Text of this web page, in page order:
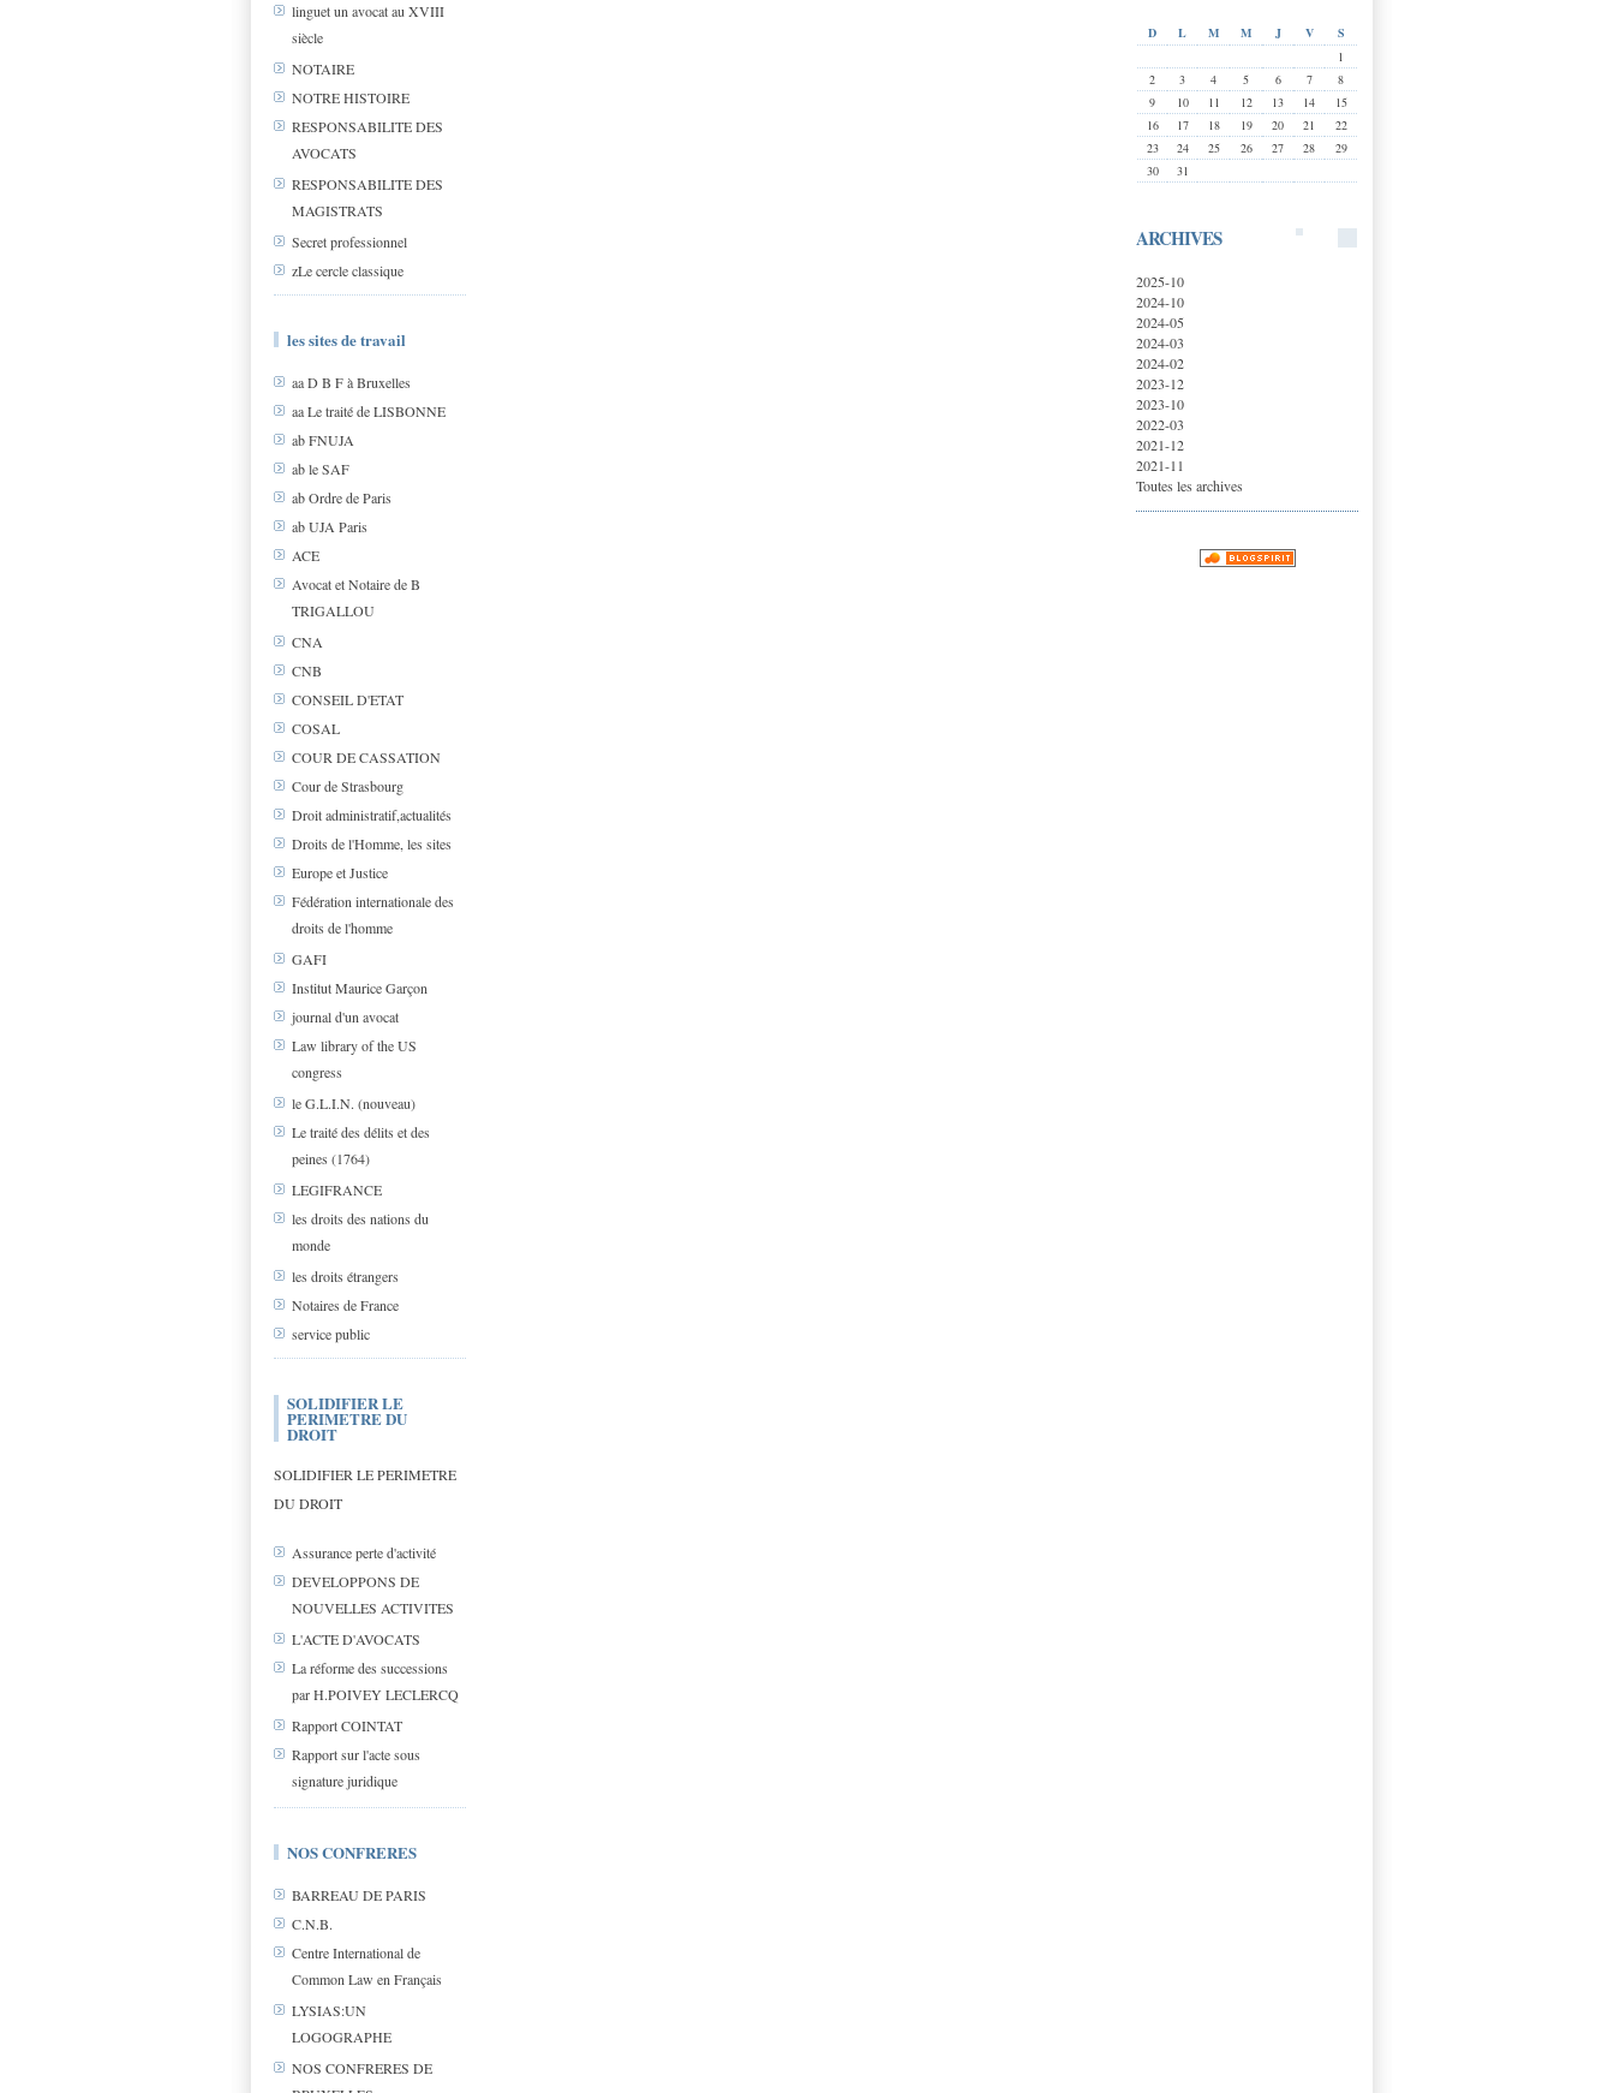
linguet un avocat au XVIII
siècle
NOTAIRE
NOTRE HISTOIRE
RESPONSABILITE DES
AVOCATS
RESPONSABILITE DES
MAGISTRATS
Secret professionnel
zLe cercle classique
les sites de travail
aa D B F à Bruxelles
aa Le traité de LISBONNE
ab FNUJA
ab le SAF
ab Ordre de Paris
ab UJA Paris
ACE
Avocat et Notaire de B
TRIGALLOU
CNA
CNB
CONSEIL D'ETAT
COSAL
COUR DE CASSATION
Cour de Strasbourg
Droit administratif,actualités
Droits de l'Homme, les sites
Europe et Justice
Fédération internationale des
droits de l'homme
GAFI
Institut Maurice Garçon
journal d'un avocat
Law library of the US
congress
le G.L.I.N. (nouveau)
Le traité des délits et des
peines (1764)
LEGIFRANCE
les droits des nations du
monde
les droits étrangers
Notaires de France
service public
SOLIDIFIER LE
PERIMETRE DU
DROIT
SOLIDIFIER LE PERIMETRE
DU DROIT
Assurance perte d'activité
DEVELOPPONS DE
NOUVELLES ACTIVITES
L'ACTE D'AVOCATS
La réforme des successions
par H.POIVEY LECLERCQ
Rapport COINTAT
Rapport sur l'acte sous
signature juridique
NOS CONFRERES
BARREAU DE PARIS
C.N.B.
Centre International de
Common Law en Français
LYSIAS:UN
LOGOGRAPHE
NOS CONFRERES DE
D L M M J V
S
1
2
3 4 5 6 7
8
9
10 11 12 13 14
15
16
17 18 19 20 21
22
23
24 25 26 27 28
29
30
31
ARCHIVES
2025-10
2024-10
2024-05
2024-03
2024-02
2023-12
2023-10
2022-03
2021-12
2021-11
Toutes les archives